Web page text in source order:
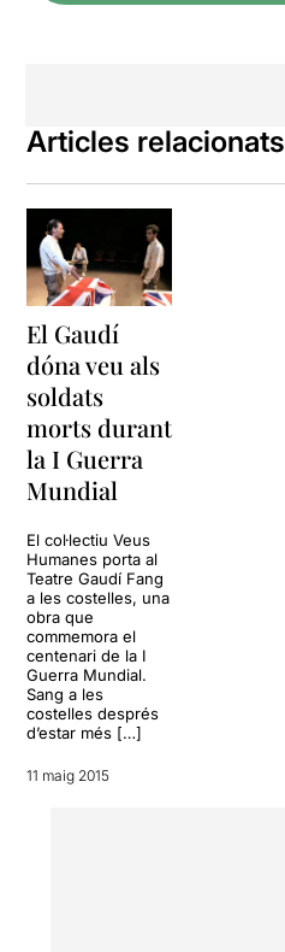
Articles relacionats
El Gaudí
dóna veu als
soldats
morts durant
la I Guerra
Mundial
El col·lectiu Veus
Humanes porta al
Teatre Gaudí Fang
a les costelles, una
obra que
commemora el
centenari de la I
Guerra Mundial.
Sang a les
costelles després
d’estar més […]
11 maig 2015